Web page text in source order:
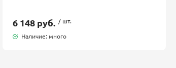
6 148 руб. / шт.
Наличие: много